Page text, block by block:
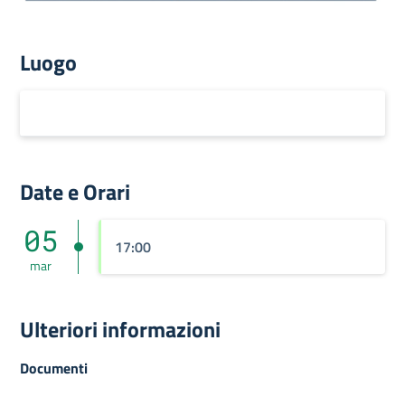
Luogo
Date e Orari
05
mar
17:00
Ulteriori informazioni
Documenti